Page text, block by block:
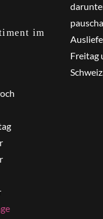
im
Freitag